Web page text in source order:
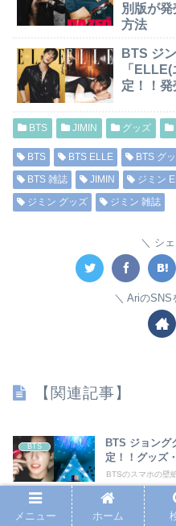
別版が
方法
BTS ジ
「
定！！
BTS JIMIN グッズ
BTS BTS ELLE BTS グ
BTS 雑誌
JIMIN ジミン
ジミン グッズ
ジミン 雑誌
シ
AriのSNS
【関連記事】
BTS
BTS ジョング
定！！グッズ
BTSのスマホの壁
BTS ジョン
メニュー ホーム